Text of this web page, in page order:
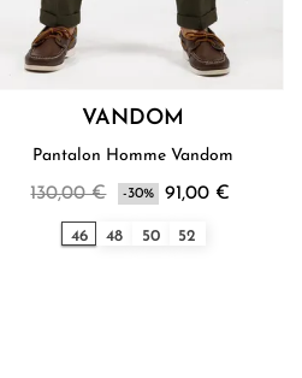
VANDOM
Pantalon Homme Vandom
130,00 € -30% 91,00 €
46 48 50 52